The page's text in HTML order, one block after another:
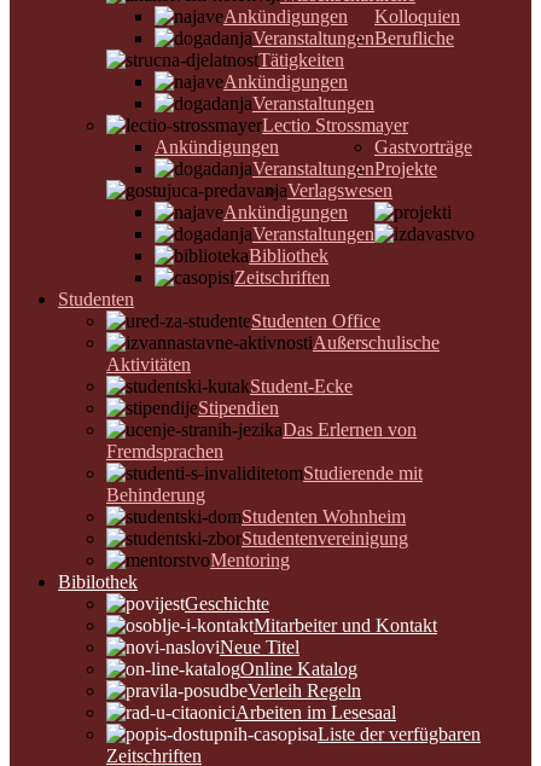
Kolloquien
Ankündigungen
VeranstaltungenBerufliche
Tätigkeiten
Ankündigungen
Veranstaltungen
Lectio Strossmayer
Ankündigungen
Veranstaltungen
Gastvorträge
Ankündigungen
Veranstaltungen
Projekte
Verlagswesen
Bibliothek
Zeitschriften
Studenten
Studenten Office
Außerschulische
Aktivitäten
Student-Ecke
Stipendien
Das Erlernen von
Fremdsprachen
Studierende mit
Behinderung
Studenten Wohnheim
Studentenvereinigung
Mentoring
Bibilothek
Geschichte
Mitarbeiter und Kontakt
Neue Titel
Online Katalog
Verleih Regeln
Arbeiten im Lesesaal
Liste der verfügbaren
Zeitschriften